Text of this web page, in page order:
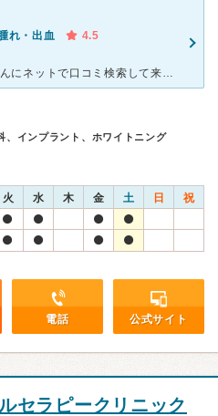
れ・出血
4.5
君津市の某歯科からしらとりさんにネットで口コミ検索して来院。 受付の方から、とても笑顔で対応してくださり、他の歯科との違いを早くも感じました。 治療になった時に、院長先生が診て下さり歯周病も大丈夫
、インプラント、ホワイトニング
火 水 木 金 土 日 祝
電話 公式サイト
セラピークリニック